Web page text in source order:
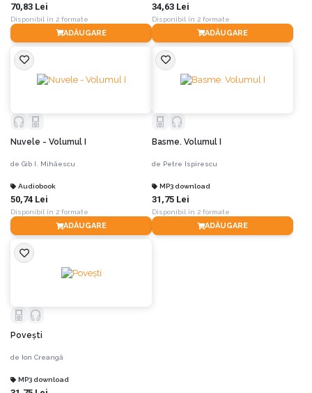
70,83 Lei
Disponibil în 2 formate
ADĂUGARE
34,63 Lei
Disponibil în 2 formate
ADĂUGARE
Nuvele - Volumul I
de Gib I. Mihăescu
Audiobook
50,74 Lei
Disponibil în 2 formate
ADĂUGARE
Basme. Volumul I
de Petre Ispirescu
MP3 download
31,75 Lei
Disponibil în 2 formate
ADĂUGARE
Poveşti
de Ion Creangă
MP3 download